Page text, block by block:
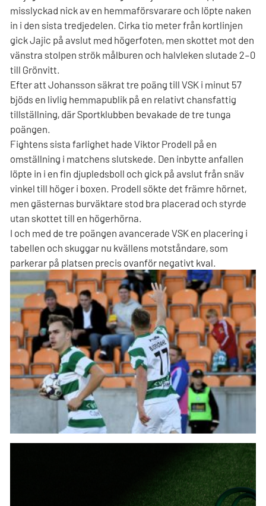
misslyckad nick av en hemmaförsvarare och löpte naken
in i den sista tredjedelen. Cirka tio meter från kortlinjen
gick Jajic på avslut med högerfoten, men skottet mot den
vänstra stolpen strök målburen och halvleken slutade 2–0
till Grönvitt.
Efter att Johansson säkrat tre poäng till VSK i minut 57
bjöds en livlig hemmapublik på en relativt chansfattig
tillställning, där Sportklubben bevakade de tre tunga
poängen.
Fightens sista farlighet hade Viktor Prodell på en
omställning i matchens slutskede. Den inbytte anfallen
löpte in i en fin djupledsboll och gick på avslut från snäv
vinkel till höger i boxen. Prodell sökte det främre hörnet,
men gästernas burväktare stod bra placerad och styrde
utan skottet till en högerhörna.
I och med de tre poängen avancerade VSK en placering i
tabellen och skuggar nu kvällens motståndare, som
parkerar på platsen precis ovanför negativt kval.